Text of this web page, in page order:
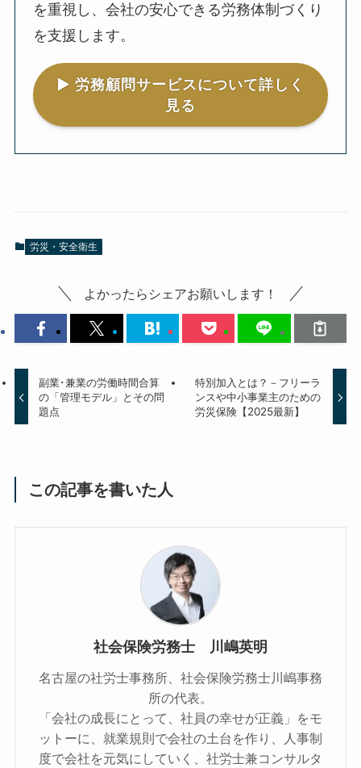
を重視し、会社の安心できる労務体制づくり
を支援します。
▶︎ 労務顧問サービスについて詳しく
見る
労災・安全衛生
よかったらシェアお願いします！
副業･兼業の労働時間合算
の「管理モデル」とその問
題点
特別加入とは？－フリーラ
ンスや中小事業主のための
労災保険【2025最新】
この記事を書いた人
社会保険労務士 川嶋英明
名古屋の社労士事務所、社会保険労務士川嶋事務
所の代表。
「会社の成長にとって、社員の幸せが正義」をモ
ットーに、就業規則で会社の土台を作り、人事制
度で会社を元気にしていく、社労士兼コンサルタ